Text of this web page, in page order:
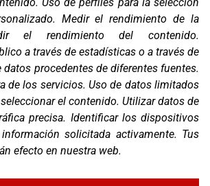
CG2
. Medir el rendimiento de la
el rendimiento del contenido.
a través de estadísticas o a través de
procedentes de diferentes fuentes.
de los servicios.Uso de datos limitados
el contenido. Utilizar datos de
precisa. Identificar los dispositivos
solicitada activamente. Tus
efecto en nuestra web.